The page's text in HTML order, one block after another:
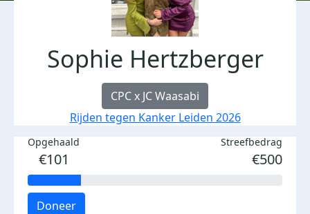
Sophie Hertzberger
CPC x JC Waasabi
Rijden tegen Kanker Leiden 2026
Opgehaald
€101
Streefbedrag
€500
Doneer